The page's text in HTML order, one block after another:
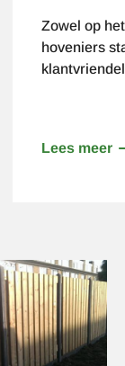
Zowel op
hoveniers
Lees meer